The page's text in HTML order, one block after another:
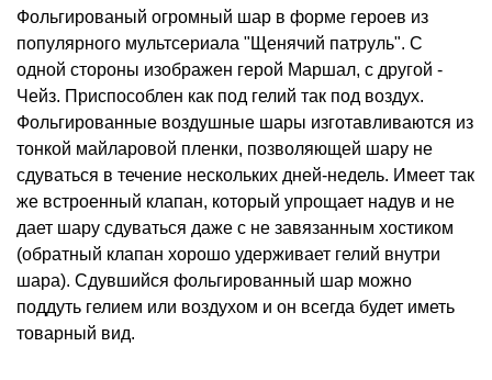
Фольгированый огромный шар в форме героев из
популярного мультсериала "Щенячий патруль". С
одной стороны изображен герой Маршал, с другой -
Чейз. Приспособлен как под гелий так под воздух.
Фольгированные воздушные шары изготавливаются из
тонкой майларовой пленки, позволяющей шару не
сдуваться в течение нескольких дней-недель. Имеет так
же встроенный клапан, который упрощает надув и не
дает шару сдуваться даже с не завязанным хостиком
(обратный клапан хорошо удерживает гелий внутри
шара). Сдувшийся фольгированный шар можно
поддуть гелием или воздухом и он всегда будет иметь
товарный вид.